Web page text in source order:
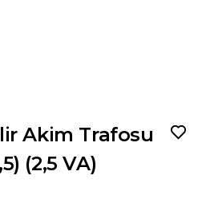
Akim Trafosu
(2,5 VA)